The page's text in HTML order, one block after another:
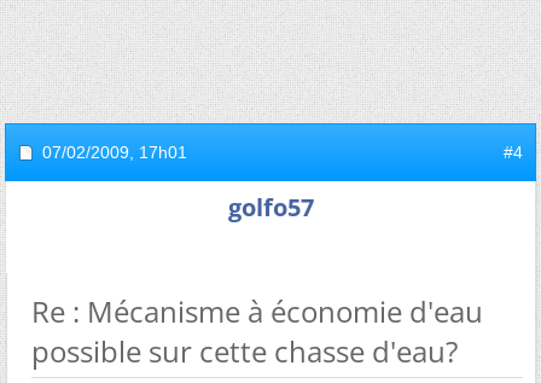
07/02/2009, 17h01 #4
golfo57
Re : Mécanisme à économie d'eau
possible sur cette chasse d'eau?